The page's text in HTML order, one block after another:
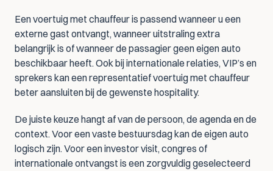
Een voertuig met chauffeur is passend wanneer u een
externe gast ontvangt, wanneer uitstraling extra
belangrijk is of wanneer de passagier geen eigen auto
beschikbaar heeft. Ook bij internationale relaties, VIP’s en
sprekers kan een representatief voertuig met chauffeur
beter aansluiten bij de gewenste hospitality.
De juiste keuze hangt af van de persoon, de agenda en de
context. Voor een vaste bestuursdag kan de eigen auto
logisch zijn. Voor een investor visit, congres of
internationale ontvangst is een zorgvuldig geselecteerd